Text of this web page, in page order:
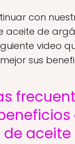
con
aceite de
video
sus
aceite